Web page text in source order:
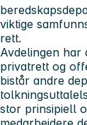
viktige
rett.
Avdelingen har
privatrett og
bistår andre
stor prinsipiell